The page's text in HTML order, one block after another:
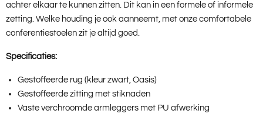
achter elkaar te kunnen zitten. Dit kan in een formele of informele
zetting. Welke houding je ook aanneemt, met onze comfortabele
conferentiestoelen zit je altijd goed.
Specificaties:
Gestoffeerde rug (kleur zwart, Oasis)
Gestoffeerde zitting met stiknaden
Vaste verchroomde armleggers met PU afwerking